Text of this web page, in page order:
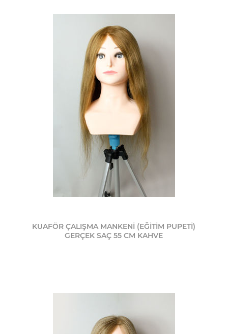
KUAFÖR ÇALIŞMA MANKENİ (EĞİTİM PUPETİ)
GERÇEK SAÇ 55 CM KAHVE